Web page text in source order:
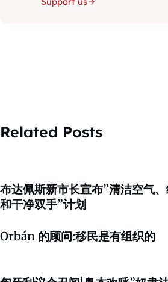
Related Posts
布达佩斯新市长宣布”清洁空气
和干净双手”计划
Orbán 的顾问:移民是有组织的